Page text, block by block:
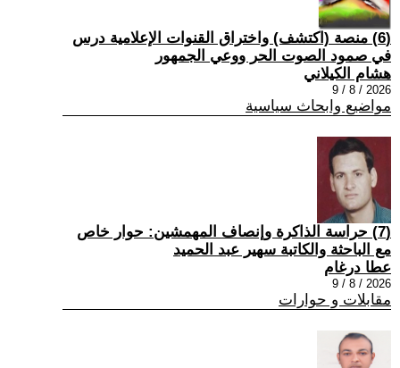
(6) منصة (اكتشف) واختراق القنوات الإعلامية درس
في صمود الصوت الحر ووعي الجمهور
هشام الكيلاني
2026 / 8 / 9
مواضيع وابحاث سياسية
(7) حراسة الذاكرة وإنصاف المهمشين: حوار خاص
مع الباحثة والكاتبة سهير عبد الحميد
عطا درغام
2026 / 8 / 9
مقابلات و حوارات